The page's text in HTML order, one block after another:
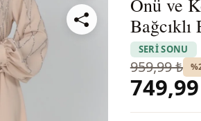
Önü ve
SERİ SONU
959,99 ₺